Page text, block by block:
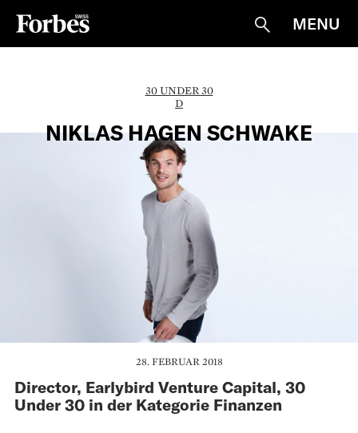
Suche
MENU
30 UNDER 30
D
NIKLAS HAGEN SCHWAKE
28. FEBRUAR 2018
Director, Earlybird Venture Capital, 30
Under 30 in der Kategorie Finanzen